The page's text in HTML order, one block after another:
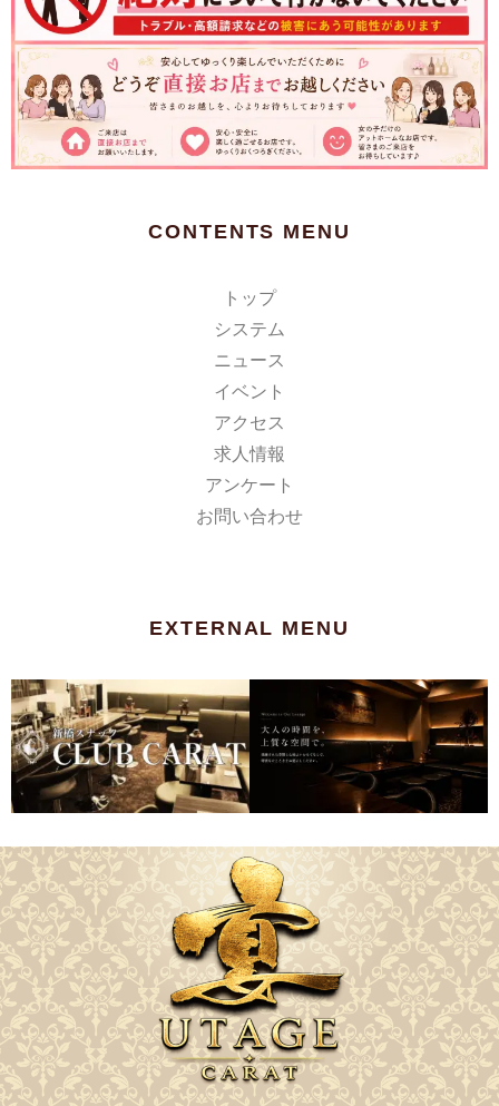
CONTENTS MENU
トップ
システム
ニュース
イベント
アクセス
求人情報
アンケート
お問い合わせ
EXTERNAL MENU